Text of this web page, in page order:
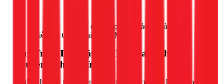
để được thợ đến khảo sát và tư vấn
miễn phí tận nơi tại TPHCM.
Quy Trình Lắp Đặt Đèn Ray Nam Châm
Chuyên Nghiệp Từ A-Z
Để đảm bảo hệ thống đèn ray nam châm của bạn hoàn hảo từ